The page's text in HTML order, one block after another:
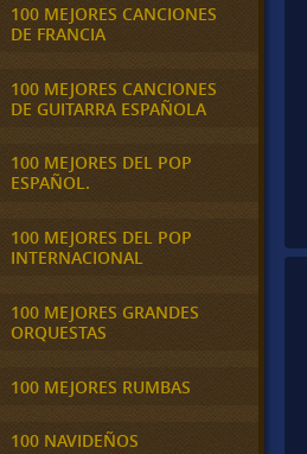
100 MEJORES CANCIONES
DE FRANCIA
100 MEJORES CANCIONES
DE GUITARRA ESPAÑOLA
100 MEJORES DEL POP
ESPAÑOL.
100 MEJORES DEL POP
INTERNACIONAL
100 MEJORES GRANDES
ORQUESTAS
100 MEJORES RUMBAS
100 NAVIDEÑOS